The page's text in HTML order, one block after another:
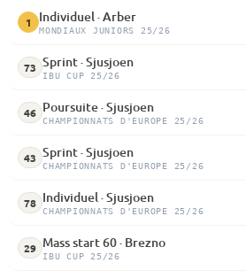
1 Individuel · Arber
MONDIAUX JUNIORS 25/26
73 Sprint · Sjusjoen
IBU CUP 25/26
46 Poursuite · Sjusjoen
CHAMPIONNATS D'EUROPE 25/26
43 Sprint · Sjusjoen
CHAMPIONNATS D'EUROPE 25/26
78 Individuel · Sjusjoen
CHAMPIONNATS D'EUROPE 25/26
29 Mass start 60 · Brezno
IBU CUP 25/26